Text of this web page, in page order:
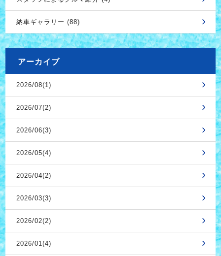
納車ギャラリー (88)
アーカイブ
2026/08(1)
2026/07(2)
2026/06(3)
2026/05(4)
2026/04(2)
2026/03(3)
2026/02(2)
2026/01(4)